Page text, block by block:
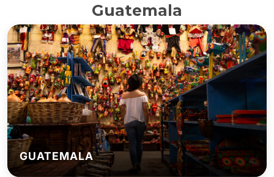
Guatemala
GUATEMALA